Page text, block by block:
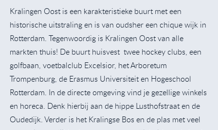
Kralingen Oost is een karakteristieke buurt met een
historische uitstraling en is van oudsher een chique wijk in
Rotterdam. Tegenwoordig is Kralingen Oost van alle
markten thuis! De buurt huisvest twee hockey clubs, een
golfbaan, voetbalclub Excelsior, het Arboretum
Trompenburg, de Erasmus Universiteit en Hogeschool
Rotterdam. In de directe omgeving vind je gezellige winkels
en horeca. Denk hierbij aan de hippe Lusthofstraat en de
Oudedijk. Verder is het Kralingse Bos en de plas met veel